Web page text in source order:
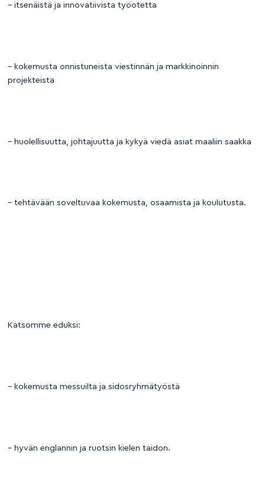
– itsenäistä ja innovatiivista työotetta
– kokemusta onnistuneista viestinnän ja markkinoinnin
projekteista
– huolellisuutta, johtajuutta ja kykyä viedä asiat maaliin saakka
– tehtävään soveltuvaa kokemusta, osaamista ja koulutusta.
Katsomme eduksi:
– kokemusta messuilta ja sidosryhmätyöstä
– hyvän englannin ja ruotsin kielen taidon.